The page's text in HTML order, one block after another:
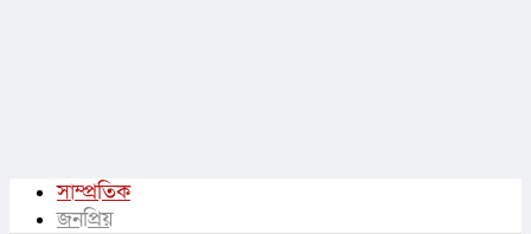
সাম্প্রতিক
জনপ্রিয়